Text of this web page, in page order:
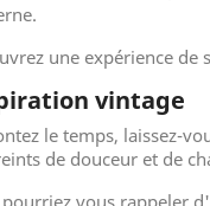
une expérience
vintage
le temps, laissez-
de douceur et de
vous rappeler